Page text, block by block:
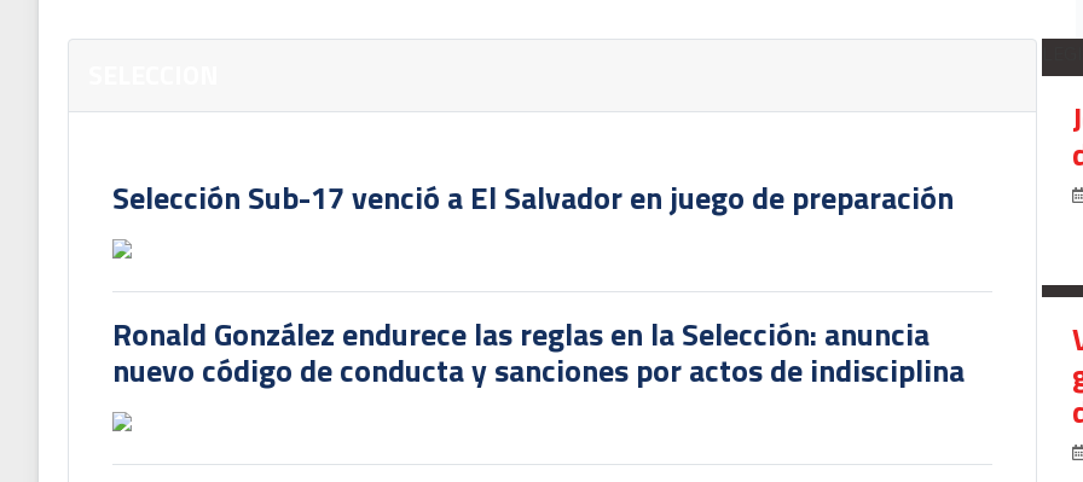
Selección Sub-17 venció a El Salvador en juego de preparación
Ronald González endurece las reglas en la Selección: anuncia
nuevo código de conducta y sanciones por actos de indisciplina